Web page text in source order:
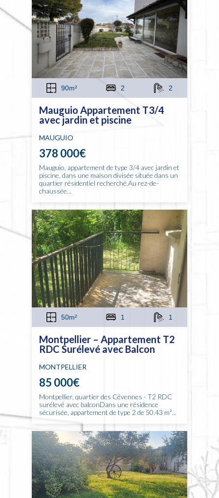
90m² 2 2
Mauguio Appartement T3/4
avec jardin et piscine
MAUGUIO
378 000€
Mauguio, appartement de type 3/4 avec jardin et
piscine, dans une maison divisée située dans un
quartier résidentiel recherché.Au rez-de-
chaussée...
50m² 1 1
Montpellier – Appartement T2
RDC Surélevé avec Balcon
MONTPELLIER
85 000€
Montpellier, quartier des Cévennes - T2 RDC
surélevé avec balconDans une résidence
sécurisée, appartement de type 2 de 50.43 m²...